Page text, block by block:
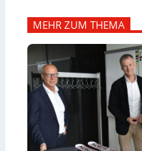
MEHR ZUM THEMA